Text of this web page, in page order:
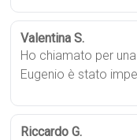
Valentina S.
Ho chiamato per
Eugenio è stato
Riccardo G.